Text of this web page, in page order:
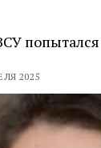
попытался
2025